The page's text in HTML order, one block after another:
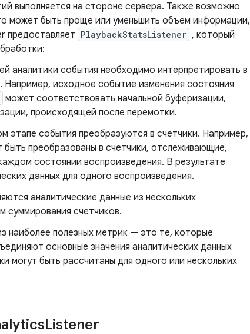
выполняется на стороне сервера. Также возможно
может быть проще или уменьшить объем информации,
предоставляет PlaybackStatsListener , который
аналитики события необходимо интерпретировать в
Например, исходное событие изменения состояния
может соответствовать начальной буферизации,
происходящей после перемотки.
этапе события преобразуются в счетчики. Например,
быть преобразованы в счетчики, отслеживающие,
состоянии воспроизведения. В результате
данных для одного воспроизведения.
аналитические данные из нескольких
суммирования счетчиков.
наиболее полезных метрик — это те, которые
основные значения аналитических данных
могут быть рассчитаны для одного или нескольких
Listener